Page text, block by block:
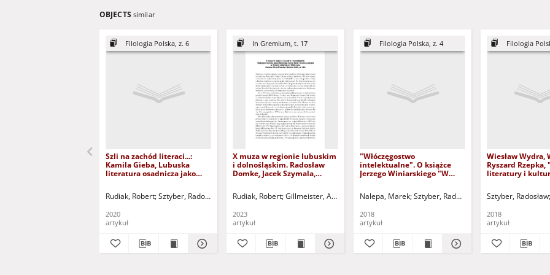
OBJECTS similar
Filologia Polska, z. 6
Szli na zachód literaci...:
Kamila Gieba, Lubuska
literatura osadnicza jako
Rudiak, Robert Sztyber, Radosław - red. nacz.
2020
artykuł
In Gremium, t. 17
X muza w regionie lubuskim
i dolnośląskim. Radosław
Domke, Jacek Szymala,
po 1945 roku - recenzja
Rudiak, Robert Gillmeister, Andrzej - red.
2023
artykuł
Filologia Polska, z. 4
"Włóczęgostwo
intelektualne". O książce
Jerzego Winiarskiego "W
antropologiczne z wieków
Studia i szkice" - recenzja
Nalepa, Marek Sztyber, Radosław - red. nacz.
2018
artykuł
Filologia
Wiesław Wydra,
Ryszard Rzepka,
literatury i
recenzja
Sztyber, Radosław
2018
artykuł